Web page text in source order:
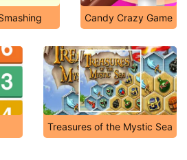
Candy Crazy Game
Treasures of the Mystic Sea